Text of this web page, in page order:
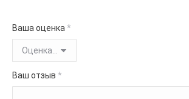
Ваша оценка *
Ваш отзыв *